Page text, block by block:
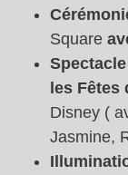
Square
les Fêtes
Disney (
Jasmine,